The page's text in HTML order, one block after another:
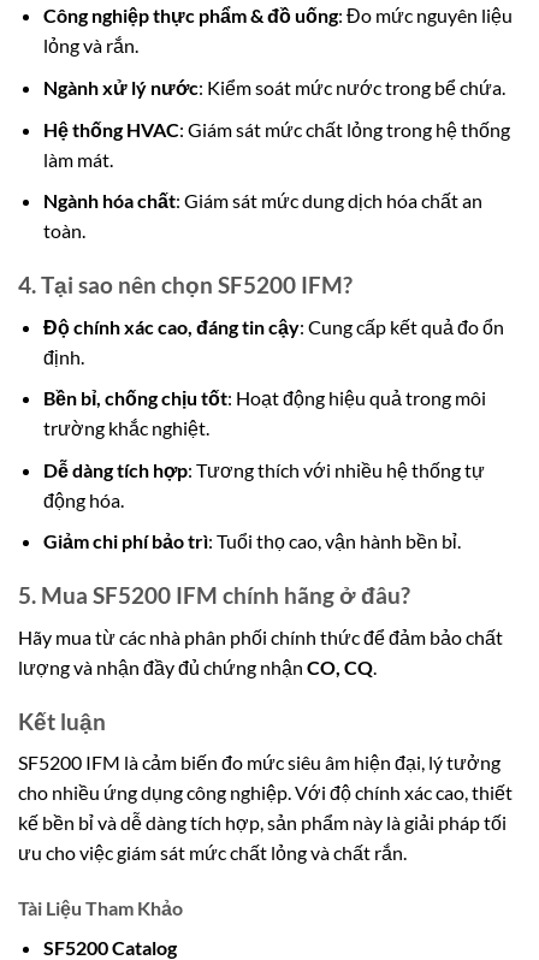
Công nghiệp thực phẩm & đồ uống: Đo mức nguyên liệu
lỏng và rắn.
Ngành xử lý nước: Kiểm soát mức nước trong bể chứa.
Hệ thống HVAC: Giám sát mức chất lỏng trong hệ thống
làm mát.
Ngành hóa chất: Giám sát mức dung dịch hóa chất an
toàn.
4. Tại sao nên chọn SF5200 IFM?
Độ chính xác cao, đáng tin cậy: Cung cấp kết quả đo ổn
định.
Bền bỉ, chống chịu tốt: Hoạt động hiệu quả trong môi
trường khắc nghiệt.
Dễ dàng tích hợp: Tương thích với nhiều hệ thống tự
động hóa.
Giảm chi phí bảo trì: Tuổi thọ cao, vận hành bền bỉ.
5. Mua SF5200 IFM chính hãng ở đâu?
Hãy mua từ các nhà phân phối chính thức để đảm bảo chất
lượng và nhận đầy đủ chứng nhận CO, CQ
Kết luận
SF5200 IFM là cảm biến đo mức siêu âm hiện đại, lý tưởng
cho nhiều ứng dụng công nghiệp. Với độ chính xác cao, thiết
kế bền bỉ và dễ dàng tích hợp, sản phẩm này là giải pháp tối
ưu cho việc giám sát mức chất lỏng và chất rắn.
Tài Liệu Tham Khảo
SF5200 Catalog